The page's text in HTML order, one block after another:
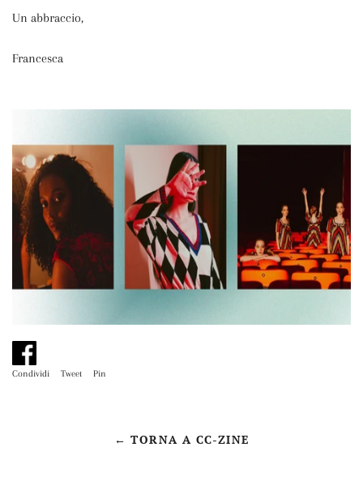
Un abbraccio,
Francesca
Condividi
Condividi
Tweet
Twitta
Pin
← TORNA A CC-ZINE